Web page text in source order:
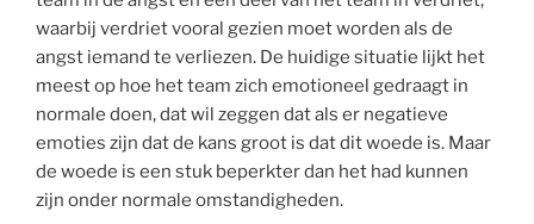
waarbij verdriet vooral gezien moet worden als de
angst iemand te verliezen. De huidige situatie lijkt het
meest op hoe het team zich emotioneel gedraagt in
normale doen, dat wil zeggen dat als er negatieve
emoties zijn dat de kans groot is dat dit woede is. Maar
de woede is een stuk beperkter dan het had kunnen
zijn onder normale omstandigheden.